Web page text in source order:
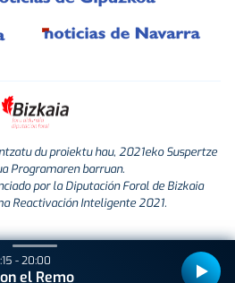
du proiektu hau, 2021eko Suspertze
Programaren barruan.
por la Diputación Foral de Bizkaia
Reactivación Inteligente 2021.
- 20:00
el Remo